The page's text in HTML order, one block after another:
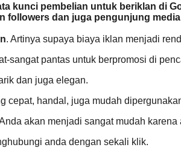
kunci pembelian untuk beriklan di
followers dan juga pengunjung
. Artinya supaya biaya iklan menjadi
sangat pantas untuk berpromosi di
dan juga elegan.
cepat, handal, juga mudah
akan menjadi sangat mudah karena
anda dengan sekali klik.